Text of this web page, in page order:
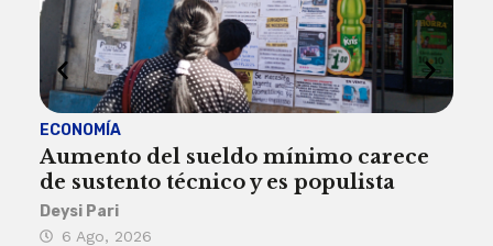
ECONOMÍA
Aumento del sueldo mínimo carece
de sustento técnico y es populista
Deysi Pari
6 Ago, 2026